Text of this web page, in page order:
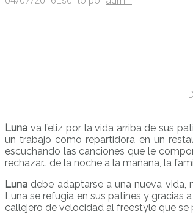
Luna va feliz por la vida arriba de sus
un trabajo como repartidora en un
escuchando las canciones que le
rechazar… de la noche a la mañana, la
Luna debe adaptarse a una nueva
Luna se refugia en sus patines y gracias
callejero de velocidad al freestyle que se